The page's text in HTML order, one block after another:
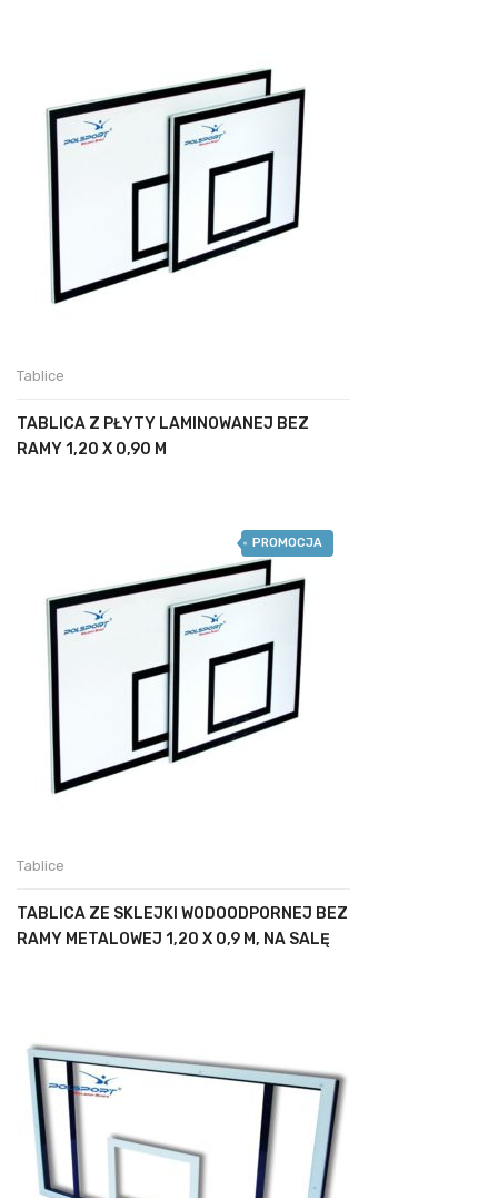
Tablice
TABLICA Z PŁYTY LAMINOWANEJ BEZ
RAMY 1,20 X 0,90 M
PROMOCJA
Tablice
TABLICA ZE SKLEJKI WODOODPORNEJ BEZ
RAMY METALOWEJ 1,20 X 0,9 M, NA SALĘ